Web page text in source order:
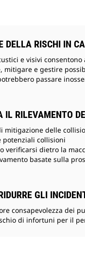
DELLA RISCHI IN
e visivi
mitigare e gestire
passare
IL RILEVAMENTO
mitigazione delle
potenziali collisioni
verificarsi dietro la
basate sulla
GLI
consapevolezza dei
di infortuni per il